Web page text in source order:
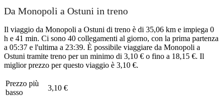
Da Monopoli a Ostuni in treno
Il viaggio da Monopoli a Ostuni di treno è di 35,06 km e impiega 0
h e 41 min. Ci sono 40 collegamenti al giorno, con la prima partenza
a 05:37 e l'ultima a 23:39. È possibile viaggiare da Monopoli a
Ostuni tramite treno per un minimo di 3,10 € o fino a 18,15 €. Il
miglior prezzo per questo viaggio è 3,10 €.
Prezzo più
basso
3,10 €